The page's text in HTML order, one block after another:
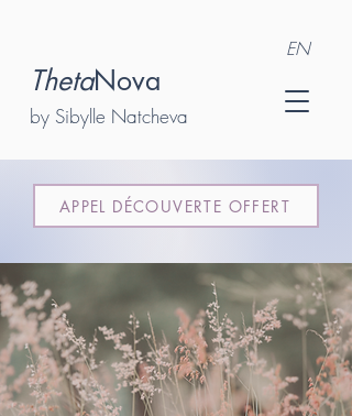
EN
ThetaNova
by Sibylle Natcheva
APPEL DÉCOUVERTE OFFERT